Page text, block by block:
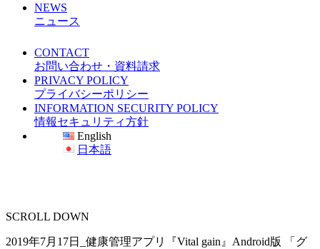
NEWS
ニュース
CONTACT
お問い合わせ・資料請求
PRIVACY POLICY
プライバシーポリシー
INFORMATION SECURITY POLICY
情報セキュリティ方針
English
日本語
SCROLL DOWN
2019年7月17日_健康管理アプリ『Vital gain』Android版 「グ